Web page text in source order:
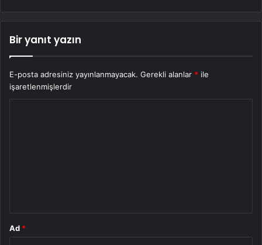
Bir yanıt yazın
E-posta adresiniz yayınlanmayacak. Gerekli alanlar * ile
işaretlenmişlerdir
Ad *